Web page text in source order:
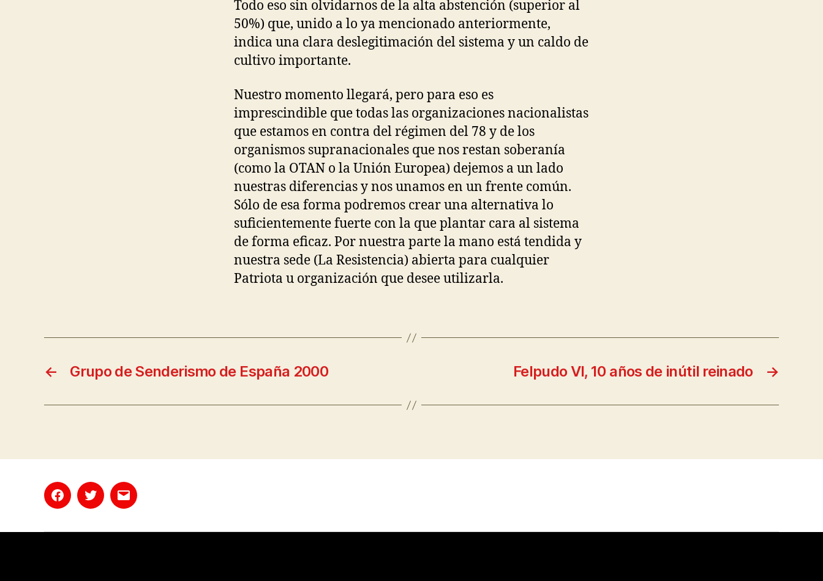
Todo eso sin olvidarnos de la alta abstención (superior al
50%) que, unido a lo ya mencionado anteriormente,
indica una clara deslegitimación del sistema y un caldo de
cultivo importante.
Nuestro momento llegará, pero para eso es
imprescindible que todas las organizaciones nacionalistas
que estamos en contra del régimen del 78 y de los
organismos supranacionales que nos restan soberanía
(como la OTAN o la Unión Europea) dejemos a un lado
nuestras diferencias y nos unamos en un frente común.
Sólo de esa forma podremos crear una alternativa lo
suficientemente fuerte con la que plantar cara al sistema
de forma eficaz. Por nuestra parte la mano está tendida y
nuestra sede (La Resistencia) abierta para cualquier
Patriota u organización que desee utilizarla.
← Grupo de Senderismo de España 2000 →
Felpudo VI, 10 años de inútil reinado